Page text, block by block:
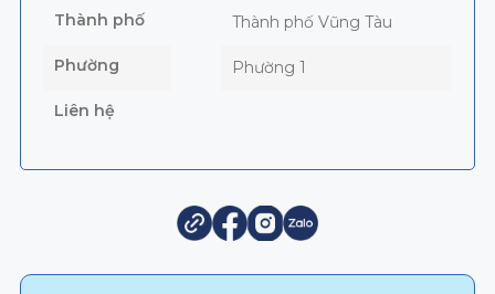
Thành phố Thành phố Vũng Tàu
Phường Phường 1
Liên hệ